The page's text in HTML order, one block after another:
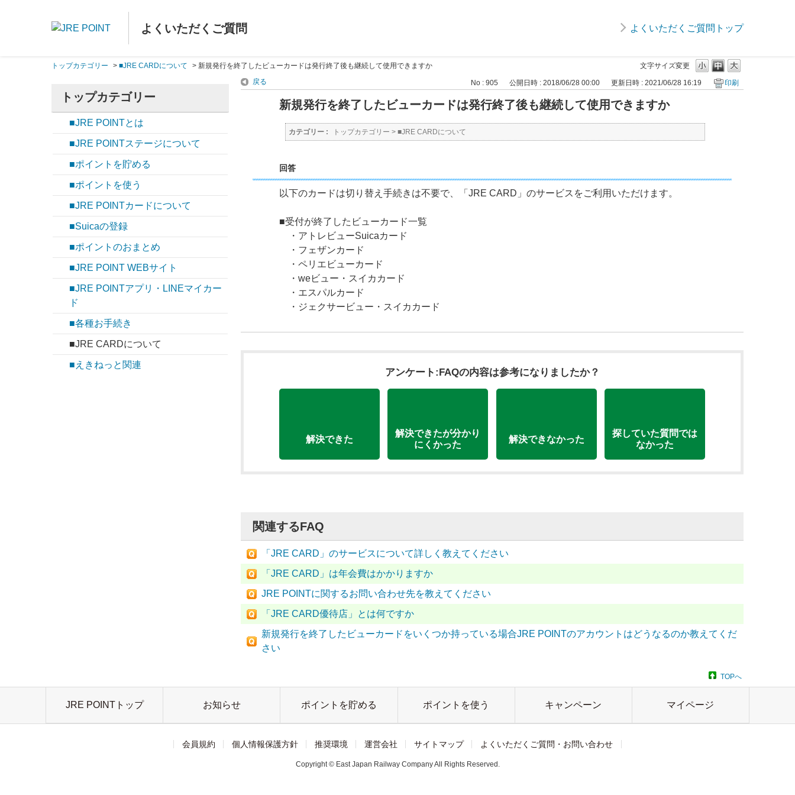
よくいただくご質問 よくいただくご質問トップ
文字サイズ変更
トップカテゴリー > ■JRE CARDについて > 新規発行を終了したビューカードは発行終了後も継続して使用できますか
トップカテゴリー
■JRE POINTとは
■JRE POINTステージについて
■ポイントを貯める
■ポイントを使う
■JRE POINTカードについて
■Suicaの登録
■ポイントのおまとめ
■JRE POINT WEBサイト
■JRE POINTアプリ・LINEマイカー
ド
■各種お手続き
■JRE CARDについて
■えきねっと関連
戻る No : 905 公開日時 : 2018/06/28 00:00 更新日時 : 2021/06/28 16:19 印刷
新規発行を終了したビューカードは発行終了後も継続して使用できますか
カテゴリー : トップカテゴリー > ■JRE CARDについて
回答
以下のカードは切り替え手続きは不要で、「JRE CARD」のサービスをご利用いただけます。
■受付が終了したビューカード一覧
・アトレビューSuicaカード
・フェザンカード
・ペリエビューカード
・weビュー・スイカカード
・エスパルカード
・ジェクサービュー・スイカカード
アンケート:FAQの内容は参考になりましたか？
解決できた
解決できたが分かり
にくかった
解決できなかった
探していた質問では
なかった
関連するFAQ
「JRE CARD」のサービスについて詳しく教えてください
「JRE CARD」は年会費はかかりますか
JRE POINTに関するお問い合わせ先を教えてください
「JRE CARD優待店」とは何ですか
新規発行を終了したビューカードをいくつか持っている場合JRE POINTのアカウントはどうなるのか教えてくだ
さい
TOPへ
JRE POINTトップ お知らせ ポイントを貯める ポイントを使う キャンペーン マイページ
会員規約 個人情報保護方針 推奨環境 運営会社 サイトマップ よくいただくご質問・お問い合わせ
Copyright © East Japan Railway Company All Rights Reserved.